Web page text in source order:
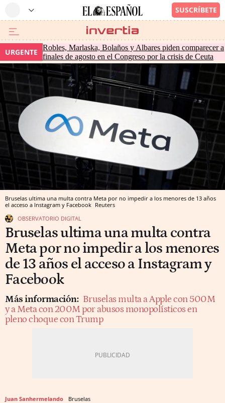
URGENTE
Robles, Marlaska, Bolaños y Albares piden comparecer a
finales de agosto en el Congreso por la crisis de Ceuta
Bruselas ultima una multa contra Meta por no impedir a los menores de 13 años
el acceso a Instagram y Facebook Reuters
OBSERVATORIO DIGITAL
Bruselas ultima una multa contra
Meta por no impedir a los menores
de 13 años el acceso a Instagram y
Facebook
Más información: Bruselas multa a Apple con 500M
y a Meta con 200M por abusos monopolísticos en
pleno choque con Trump
Juan Sanhermelando
Bruselas